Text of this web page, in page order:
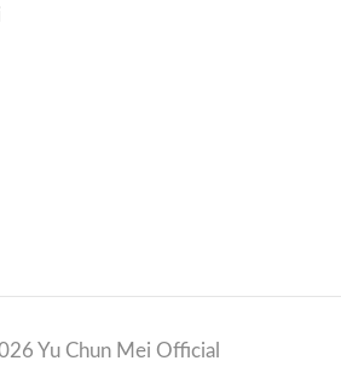
Yu Chun Mei Official